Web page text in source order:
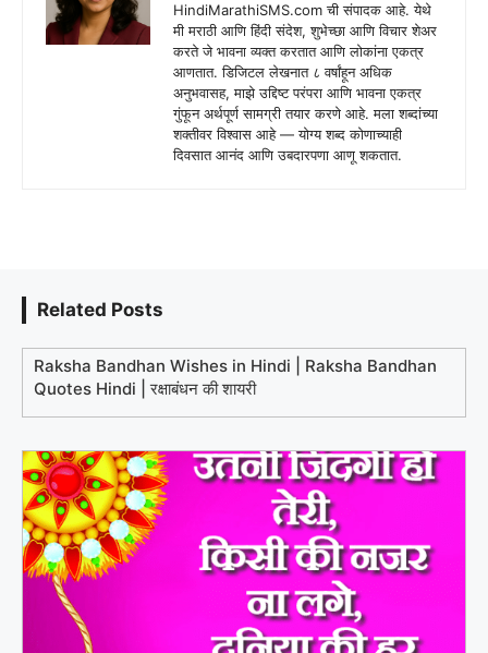
HindiMarathiSMS.com ची संपादक आहे. येथे
मी मराठी आणि हिंदी संदेश, शुभेच्छा आणि विचार शेअर
करते जे भावना व्यक्त करतात आणि लोकांना एकत्र
आणतात. डिजिटल लेखनात ८ वर्षांहून अधिक
अनुभवासह, माझे उद्दिष्ट परंपरा आणि भावना एकत्र
गुंफून अर्थपूर्ण सामग्री तयार करणे आहे. मला शब्दांच्या
शक्तीवर विश्वास आहे — योग्य शब्द कोणाच्याही
दिवसात आनंद आणि उबदारपणा आणू शकतात.
Related Posts
Raksha Bandhan Wishes in Hindi | Raksha Bandhan
Quotes Hindi | रक्षाबंधन की शायरी